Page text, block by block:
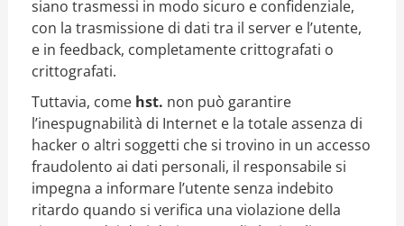
siano trasmessi in modo sicuro e confidenziale,
con la trasmissione di dati tra il server e l’utente,
e in feedback, completamente crittografati o
crittografati.
Tuttavia, come hst. non può garantire
l’inespugnabilità di Internet e la totale assenza di
hacker o altri soggetti che si trovino in un accesso
fraudolento ai dati personali, il responsabile si
impegna a informare l’utente senza indebito
ritardo quando si verifica una violazione della